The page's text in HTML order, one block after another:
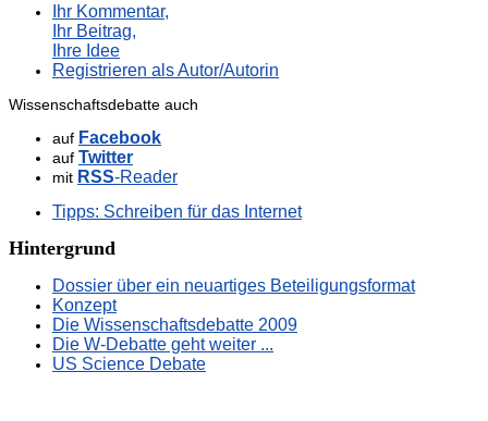
Ihr Kommentar,
Ihr Beitrag,
Ihre Idee
Registrieren als Autor/Autorin
Wissenschaftsdebatte auch
auf Facebook
auf Twitter
mit RSS-Reader
Tipps: Schreiben für das Internet
Hintergrund
Dossier über ein neuartiges Beteiligungsformat
Konzept
Die Wissenschaftsdebatte 2009
Die W-Debatte geht weiter ...
US Science Debate